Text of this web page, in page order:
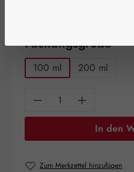
Packungsgröße
100 ml 200 ml
Produkt Anzahl:
In den
Zum Merkzettel hinzufügen